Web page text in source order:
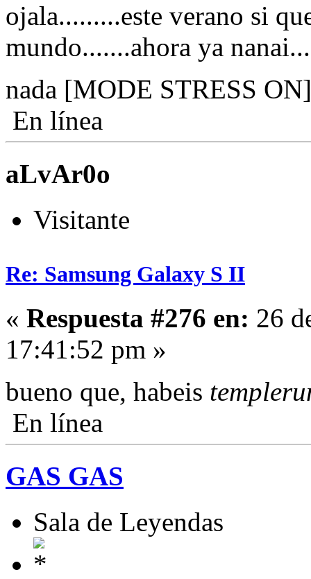
ojala.........este verano si
mundo.......ahora ya
nada [MODE STRESS
En línea
aLvAr0o
Visitante
Re: Samsung Galaxy S II
« Respuesta #276 en: 26
17:41:52 pm »
bueno que, habeis
En línea
GAS GAS
Sala de Leyendas